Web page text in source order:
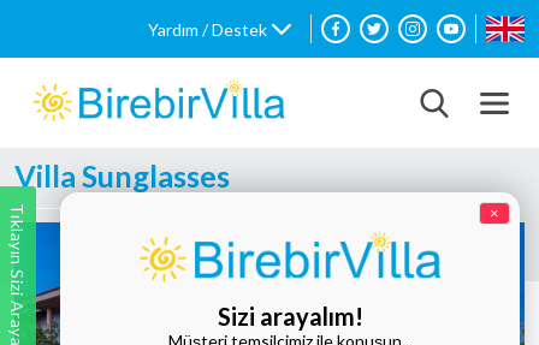
Yardım / Destek
Villa Sunglasses
Tıklayın Sizi Arayalım ×
Sizi arayalım!
Müşteri temsilcimiz ile konuşun...